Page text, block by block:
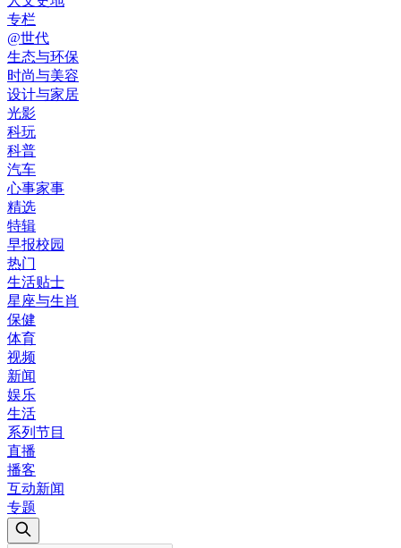
专栏
@世代
生态与环保
时尚与美容
设计与家居
光影
科玩
科普
汽车
心事家事
精选
特辑
早报校园
热门
生活贴士
星座与生肖
保健
体育
视频
新闻
娱乐
生活
系列节目
直播
播客
互动新闻
专题